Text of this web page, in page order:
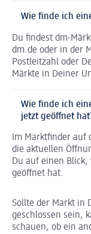
Wie finde ich
Du findest dm-
dm.de oder in der
Postleitzahl oder
Märkte in Deiner
Wie finde ich
jetzt geöffnet
Im Marktfinder auf
die aktuellen
Du auf einen Blick,
geöffnet hat.
Sollte der Markt in
geschlossen sein,
schauen, ob ein